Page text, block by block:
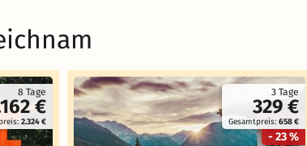
8 Tage
€
2.324 €
3 Tage
329 €
Gesamtpreis: 658 €
- 23 %